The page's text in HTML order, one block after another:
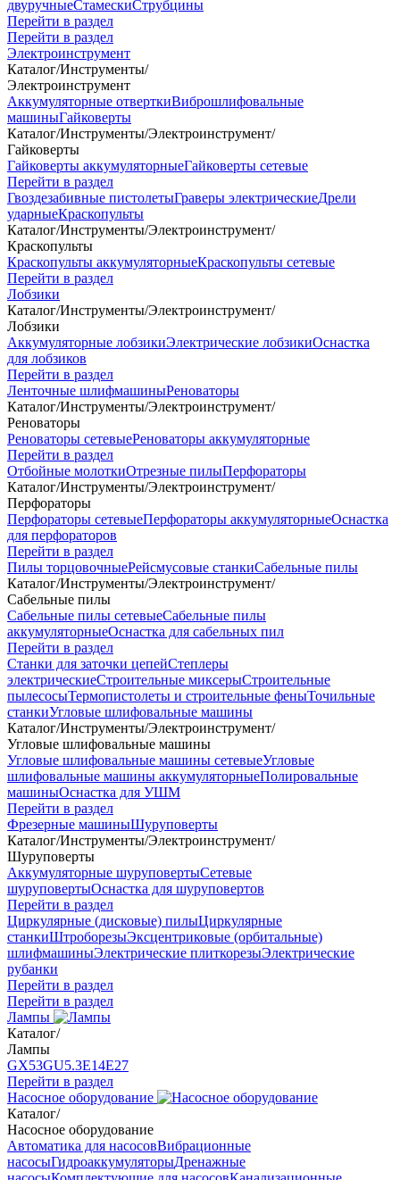
двуручныеСтамескиСтрубцины
Перейти в раздел
Перейти в раздел
Электроинструмент
Каталог/Инструменты/
Электроинструмент
Аккумуляторные отверткиВиброшлифовальные
машиныГайковерты
Каталог/Инструменты/Электроинструмент/
Гайковерты
Гайковерты аккумуляторныеГайковерты сетевые
Перейти в раздел
Гвоздезабивные пистолетыГраверы электрическиеДрели
ударныеКраскопульты
Каталог/Инструменты/Электроинструмент/
Краскопульты
Краскопульты аккумуляторныеКраскопульты сетевые
Перейти в раздел
Лобзики
Каталог/Инструменты/Электроинструмент/
Лобзики
Аккумуляторные лобзикиЭлектрические лобзикиОснастка
для лобзиков
Перейти в раздел
Ленточные шлифмашиныРеноваторы
Каталог/Инструменты/Электроинструмент/
Реноваторы
Реноваторы сетевыеРеноваторы аккумуляторные
Перейти в раздел
Отбойные молоткиОтрезные пилыПерфораторы
Каталог/Инструменты/Электроинструмент/
Перфораторы
Перфораторы сетевыеПерфораторы аккумуляторныеОснастка
для перфораторов
Перейти в раздел
Пилы торцовочныеРейсмусовые станкиСабельные пилы
Каталог/Инструменты/Электроинструмент/
Сабельные пилы
Сабельные пилы сетевыеСабельные пилы
аккумуляторныеОснастка для сабельных пил
Перейти в раздел
Станки для заточки цепейСтеплеры
электрическиеСтроительные миксерыСтроительные
пылесосыТермопистолеты и строительные феныТочильные
станкиУгловые шлифовальные машины
Каталог/Инструменты/Электроинструмент/
Угловые шлифовальные машины
Угловые шлифовальные машины сетевыеУгловые
шлифовальные машины аккумуляторныеПолировальные
машиныОснастка для УШМ
Перейти в раздел
Фрезерные машиныШуруповерты
Каталог/Инструменты/Электроинструмент/
Шуруповерты
Аккумуляторные шуруповертыСетевые
шуруповертыОснастка для шуруповертов
Перейти в раздел
Циркулярные (дисковые) пилыЦиркулярные
станкиШтроборезыЭксцентриковые (орбитальные)
шлифмашиныЭлектрические плиткорезыЭлектрические
рубанки
Перейти в раздел
Перейти в раздел
Лампы
Каталог/
Лампы
GX53GU5.3Е14Е27
Перейти в раздел
Насосное оборудование
Каталог/
Насосное оборудование
Автоматика для насосовВибрационные
насосыГидроаккумуляторыДренажные